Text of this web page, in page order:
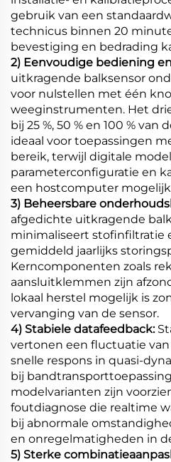
gebruik van een
technicus binnen 20
bevestiging en bedrading
2) Eenvoudige bediening
uitkragende balksensor
voor nulstellen met één
weeginstrumenten. Het
bij 25 %, 50 % en 100 %
ideaal voor toepassingen
bereik, terwijl digitale
parameterconfiguratie en
een hostcomputer
3) Beheersbare
afgedichte uitkragende
minimaliseert stofinfiltratie
gemiddeld jaarlijks
Kerncomponenten zoals
aansluitklemmen zijn
lokaal herstel mogelijk is
vervanging van de sensor.
4) Stabiele datafeedback:
vertonen een fluctuatie van
snelle respons in quasi-
bij
modelvarianten zijn
foutdiagnose die realtime
bij abnormale
en onregelmatigheden in
5) Sterke